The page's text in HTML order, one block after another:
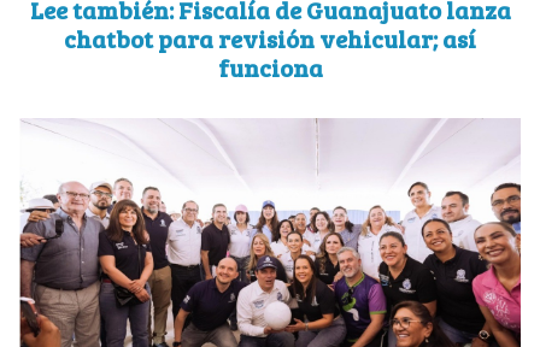
Lee también: Fiscalía de Guanajuato lanza
chatbot para revisión vehicular; así
funciona